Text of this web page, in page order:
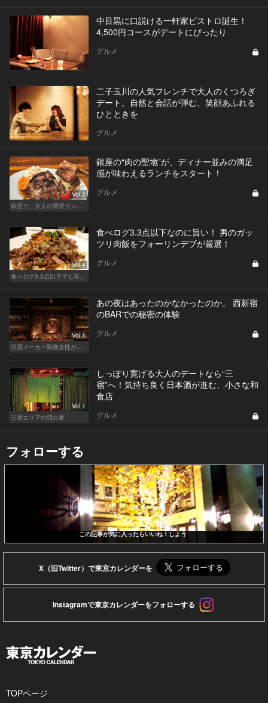
中目黒に口説ける一軒家ビストロ誕生！
4,500円コースがデートにぴったり
グルメ
二子玉川の人気フレンチで大人のくつろぎ
デート。自然と会話が弾む、笑顔あふれる
ひとときを
グルメ
Vol.2
銀座の“肉の聖地”が、ディナー並みの満足
感が味わえるランチをスタート！
グルメ
Vol.4
食べログ3.3点以下なのに旨い！ 男のガッ
ツリ肉飯をフォーリンデブが厳選！
グルメ
Vol.1
洋酒メーカー勤務女性が語る、酒と女と男
あの夜はあったのかなかったのか。 西新宿
のBARでの秘密の体験
グルメ
Vol.1
三宿エリアの隠れ家
しっぽり寛げる大人のデートなら“三
宿”へ！気持ち良く日本酒が進む、小さな和
食店
グルメ
フォローする
この記事が気に入ったらいいね！しよう
X（旧Twitter）で東京カレンダーを
Instagramで東京カレンダーをフォローする
TOPページ